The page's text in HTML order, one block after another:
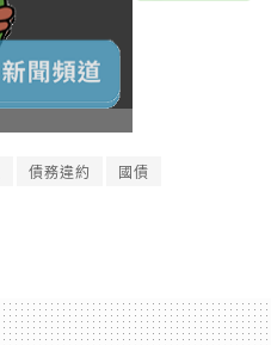
債務違約
國債